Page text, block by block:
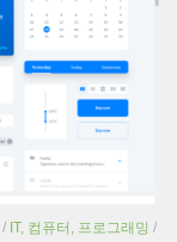
/ IT, 컴퓨터, 프로그래밍 /